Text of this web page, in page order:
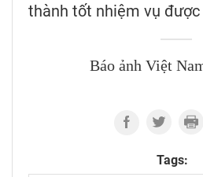
thành tốt nhiệm vụ
Báo ảnh Việt
Tags: